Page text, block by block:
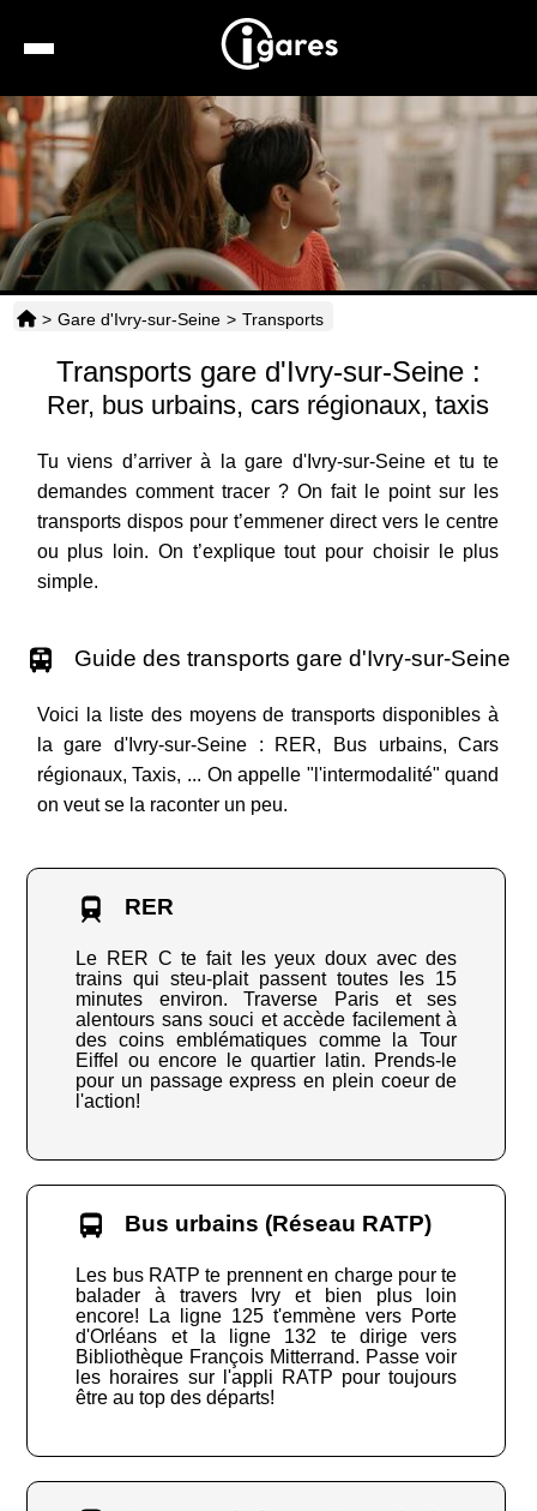
Recherche
Location de voiture
Hôtels
Taxis
Transports
Horaires
> Gare d'Ivry-sur-Seine > Transports
Transports gare d'Ivry-sur-Seine :
Rer, bus urbains, cars régionaux, taxis
Tu viens d’arriver à la gare d'Ivry-sur-Seine et tu te
demandes comment tracer ? On fait le point sur les
transports dispos pour t’emmener direct vers le centre
ou plus loin. On t’explique tout pour choisir le plus
simple.
Guide des transports gare d'Ivry-sur-Seine
Voici la liste des moyens de transports disponibles à
la gare d'Ivry-sur-Seine : RER, Bus urbains, Cars
régionaux, Taxis, ... On appelle "l'intermodalité" quand
on veut se la raconter un peu.
RER
Le RER C te fait les yeux doux avec des
trains qui steu-plait passent toutes les 15
minutes environ. Traverse Paris et ses
alentours sans souci et accède facilement à
des coins emblématiques comme la Tour
Eiffel ou encore le quartier latin. Prends-le
pour un passage express en plein coeur de
l'action!
Bus urbains (Réseau RATP)
Les bus RATP te prennent en charge pour te
balader à travers Ivry et bien plus loin
encore! La ligne 125 t'emmène vers Porte
d'Orléans et la ligne 132 te dirige vers
Bibliothèque François Mitterrand. Passe voir
les horaires sur l'appli RATP pour toujours
être au top des départs!